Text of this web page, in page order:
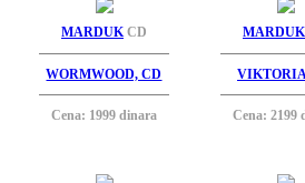
MARDUKCD
WORMWOOD, CD
Cena: 1999 dinara
MARDUK
Cena: 2199